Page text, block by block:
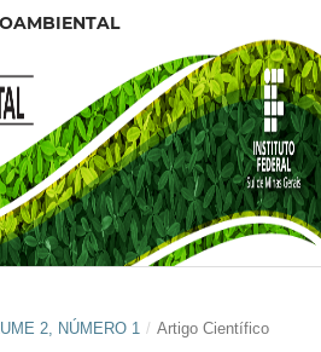
2, NÚMERO 1 / Artigo Científico